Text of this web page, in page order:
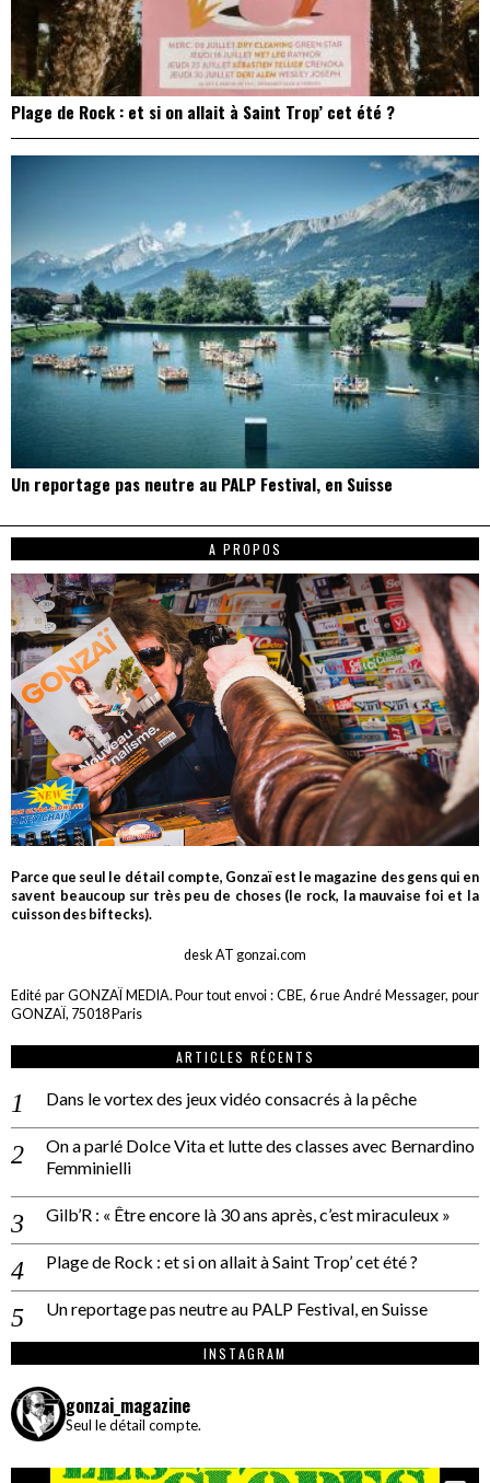
Plage de Rock : et si on allait à Saint Trop’ cet été ?
Un reportage pas neutre au PALP Festival, en Suisse
A PROPOS
Parce que seul le détail compte, Gonzaï est le magazine des gens qui en
savent beaucoup sur très peu de choses (le rock, la mauvaise foi et la
cuisson des biftecks).
desk AT gonzai.com
Edité par GONZAÏ MEDIA. Pour tout envoi : CBE, 6 rue André Messager, pour
GONZAÏ, 75018 Paris
ARTICLES RÉCENTS
Dans le vortex des jeux vidéo consacrés à la pêche
On a parlé Dolce Vita et lutte des classes avec Bernardino
Femminielli
Gilb’R : « Être encore là 30 ans après, c’est miraculeux »
Plage de Rock : et si on allait à Saint Trop’ cet été ?
Un reportage pas neutre au PALP Festival, en Suisse
INSTAGRAM
gonzai_magazine
Seul le détail compte.